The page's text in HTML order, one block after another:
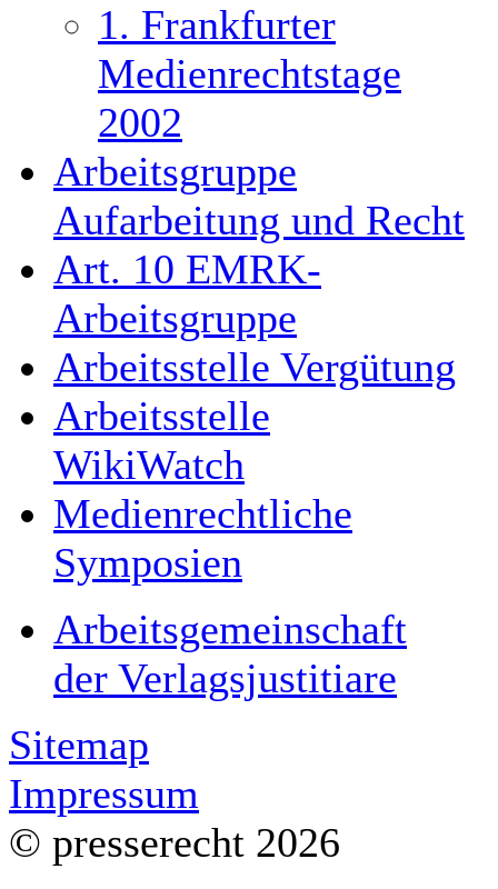
1. Frankfurter
Medienrechtstage
2002
Arbeitsgruppe
Aufarbeitung und Recht
Art. 10 EMRK-
Arbeitsgruppe
Arbeitsstelle Vergütung
Arbeitsstelle
WikiWatch
Medienrechtliche
Symposien
Arbeitsgemeinschaft
der Verlagsjustitiare
Sitemap
Impressum
© presserecht 2026